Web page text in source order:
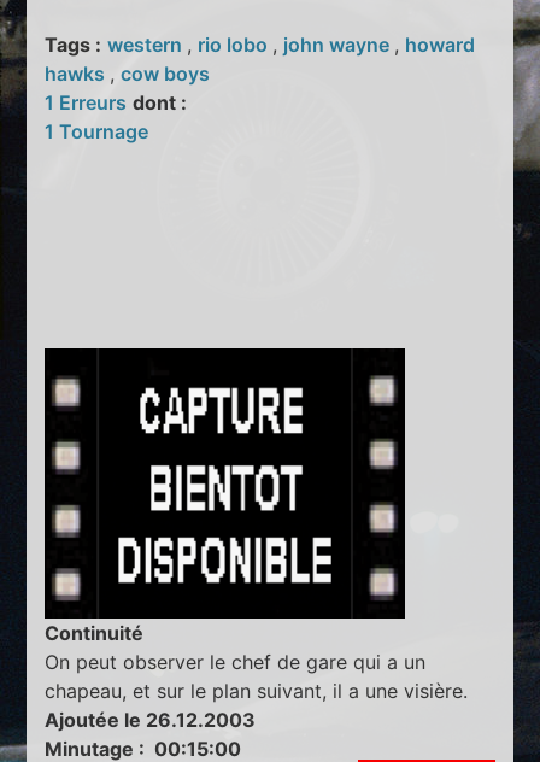
Tags : western , rio lobo , john wayne , howard
hawks ,cow boys
1 Erreurs dont :
1 Tournage
Continuité
On peut observer le chef de gare qui a un
chapeau, et sur le plan suivant, il a une visière.
Ajoutée le 26.12.2003
Minutage : 00:15:00